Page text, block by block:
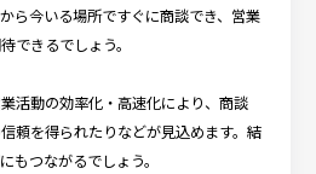
ら今いる場所ですぐに商談でき、営業
できるでしょう。
活動の効率化・高速化により、商談
頼を得られたりなどが見込めます。結
もつながるでしょう。